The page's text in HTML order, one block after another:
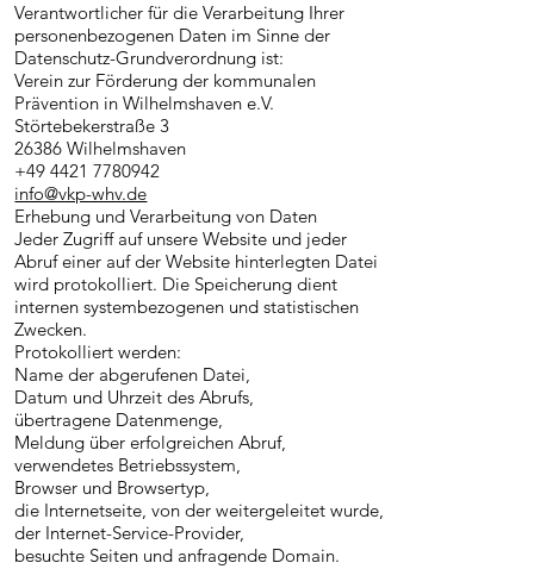
Verantwortlicher für die Verarbeitung Ihrer
personenbezogenen Daten im Sinne der
Datenschutz-Grundverordnung ist:
Verein zur Förderung der kommunalen
Prävention in Wilhelmshaven e.V.
Störtebekerstraße 3
26386 Wilhelmshaven
+49 4421 7780942
info@vkp-whv.de
Erhebung und Verarbeitung von Daten
Jeder Zugriff auf unsere Website und jeder
Abruf einer auf der Website hinterlegten Datei
wird protokolliert. Die Speicherung dient
internen systembezogenen und statistischen
Zwecken.
Protokolliert werden:
Name der abgerufenen Datei,
Datum und Uhrzeit des Abrufs,
übertragene Datenmenge,
Meldung über erfolgreichen Abruf,
verwendetes Betriebssystem,
Browser und Browsertyp,
die Internetseite, von der weitergeleitet wurde,
der Internet-Service-Provider,
besuchte Seiten und anfragende Domain.